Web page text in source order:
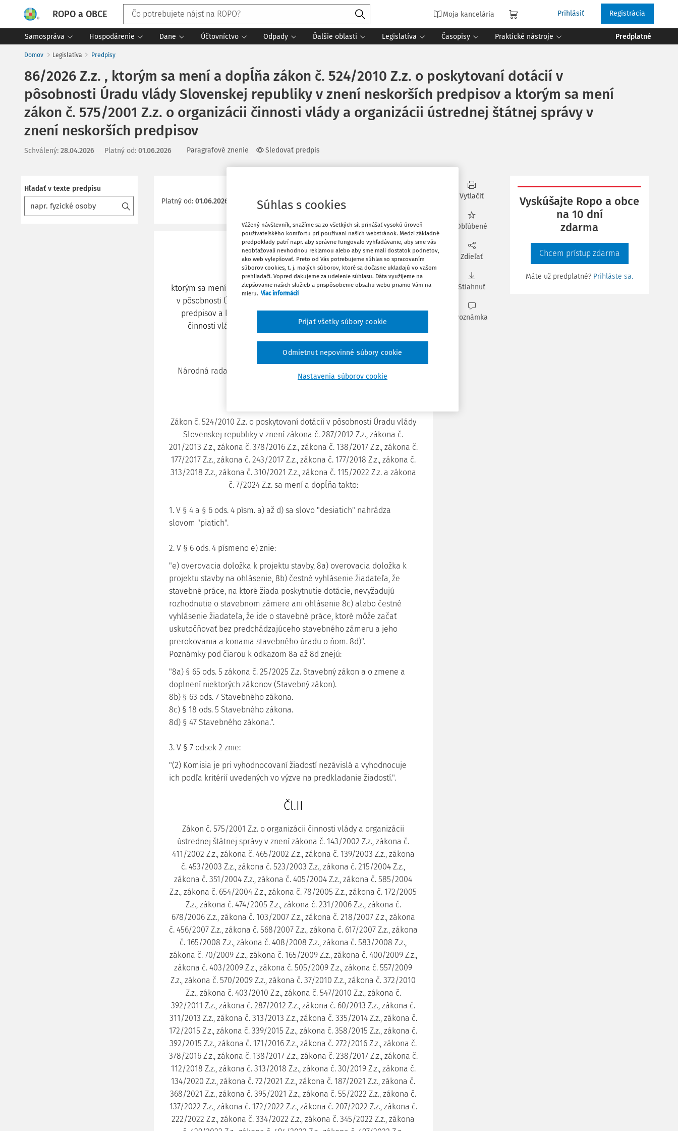
ROPO a OBCE Moja kancelária Prihlásiť Registrácia
Samospráva Hospodárenie Dane Účtovníctvo Odpady Ďalšie oblasti Legislatíva Časopisy Praktické nástroje Predplatné
Domov Legislatíva Predpisy
86/2026 Z.z. , ktorým sa mení a dopĺňa zákon č. 524/2010 Z.z. o poskytovaní dotácií v
pôsobnosti Úradu vlády Slovenskej republiky v znení neskorších predpisov a ktorým sa mení
zákon č. 575/2001 Z.z. o organizácii činnosti vlády a organizácii ústrednej štátnej správy v
znení neskorších predpisov
Schválený: 28.04.2026 Platný od: 01.06.2026 Paragrafové znenie Sledovať predpis
Hľadať v texte predpisu
Platný od: 01.06.2026
86/2026 Z.z.
ZÁKON
z 28. apríla 2026,
ktorým sa mení a dopĺňa zákon č. 524/2010 Z.z. o poskytovaní dotácií
v pôsobnosti Úradu vlády Slovenskej republiky v znení neskorších
predpisov a ktorým sa mení zákon č. 575/2001 Z.z. o organizácii
činnosti vlády a organizácii ústrednej štátnej správy v znení
Zmena: 86/2026 Z.z.
Národná rada Slovenskej republiky sa uzniesla na tomto zákone:
Zákon č. 524/2010 Z.z. o poskytovaní dotácií v pôsobnosti Úradu vlády
Slovenskej republiky v znení zákona č. 287/2012 Z.z., zákona č.
201/2013 Z.z., zákona č. 378/2016 Z.z., zákona č. 138/2017 Z.z., zákona č.
177/2017 Z.z., zákona č. 243/2017 Z.z., zákona č. 177/2018 Z.z., zákona č.
313/2018 Z.z., zákona č. 310/2021 Z.z., zákona č. 115/2022 Z.z. a zákona
č. 7/2024 Z.z. sa mení a dopĺňa takto:
1. V § 4 a § 6 ods. 4 písm. a) až d) sa slovo "desiatich" nahrádza
slovom "piatich".
2. V § 6 ods. 4 písmeno e) znie:
"e) overovacia doložka k projektu stavby, 8a) overovacia doložka k
projektu stavby na ohlásenie, 8b) čestné vyhlásenie žiadateľa, že
stavebné práce, na ktoré žiada poskytnutie dotácie, nevyžadujú
rozhodnutie o stavebnom zámere ani ohlásenie 8c) alebo čestné
vyhlásenie žiadateľa, že ide o stavebné práce, ktoré môže začať
uskutočňovať bez predchádzajúceho stavebného zámeru a jeho
prerokovania a konania stavebného úradu o ňom. 8d)".
Poznámky pod čiarou k odkazom 8a až 8d znejú:
"8a) § 65 ods. 5 zákona č. 25/2025 Z.z. Stavebný zákon a o zmene a
doplnení niektorých zákonov (Stavebný zákon).
8b) § 63 ods. 7 Stavebného zákona.
8c) § 18 ods. 5 Stavebného zákona.
8d) § 47 Stavebného zákona.".
3. V § 7 odsek 2 znie:
"(2) Komisia je pri vyhodnocovaní žiadostí nezávislá a vyhodnocuje
ich podľa kritérií uvedených vo výzve na predkladanie žiadostí.".
Čl.II
Zákon č. 575/2001 Z.z. o organizácii činnosti vlády a organizácii
ústrednej štátnej správy v znení zákona č. 143/2002 Z.z., zákona č.
411/2002 Z.z., zákona č. 465/2002 Z.z., zákona č. 139/2003 Z.z., zákona
č. 453/2003 Z.z., zákona č. 523/2003 Z.z., zákona č. 215/2004 Z.z.,
zákona č. 351/2004 Z.z., zákona č. 405/2004 Z.z., zákona č. 585/2004
Z.z., zákona č. 654/2004 Z.z., zákona č. 78/2005 Z.z., zákona č. 172/2005
Z.z., zákona č. 474/2005 Z.z., zákona č. 231/2006 Z.z., zákona č.
678/2006 Z.z., zákona č. 103/2007 Z.z., zákona č. 218/2007 Z.z., zákona
č. 456/2007 Z.z., zákona č. 568/2007 Z.z., zákona č. 617/2007 Z.z., zákona
č. 165/2008 Z.z., zákona č. 408/2008 Z.z., zákona č. 583/2008 Z.z.,
zákona č. 70/2009 Z.z., zákona č. 165/2009 Z.z., zákona č. 400/2009 Z.z.,
zákona č. 403/2009 Z.z., zákona č. 505/2009 Z.z., zákona č. 557/2009
Z.z., zákona č. 570/2009 Z.z., zákona č. 37/2010 Z.z., zákona č. 372/2010
Z.z., zákona č. 403/2010 Z.z., zákona č. 547/2010 Z.z., zákona č.
392/2011 Z.z., zákona č. 287/2012 Z.z., zákona č. 60/2013 Z.z., zákona č.
311/2013 Z.z., zákona č. 313/2013 Z.z., zákona č. 335/2014 Z.z., zákona č.
172/2015 Z.z., zákona č. 339/2015 Z.z., zákona č. 358/2015 Z.z., zákona č.
392/2015 Z.z., zákona č. 171/2016 Z.z., zákona č. 272/2016 Z.z., zákona č.
378/2016 Z.z., zákona č. 138/2017 Z.z., zákona č. 238/2017 Z.z., zákona č.
112/2018 Z.z., zákona č. 313/2018 Z.z., zákona č. 30/2019 Z.z., zákona č.
134/2020 Z.z., zákona č. 72/2021 Z.z., zákona č. 187/2021 Z.z., zákona č.
368/2021 Z.z., zákona č. 395/2021 Z.z., zákona č. 55/2022 Z.z., zákona č.
137/2022 Z.z., zákona č. 172/2022 Z.z., zákona č. 207/2022 Z.z., zákona č.
222/2022 Z.z., zákona č. 334/2022 Z.z., zákona č. 345/2022 Z.z., zákona
Vytlačiť
Obľúbené
Zdieľať
Stiahnuť
Poznámka
Vyskúšajte Ropo a obce
na 10 dní
zdarma
Chcem prístup zdarma
Máte už predplatné? Prihláste sa.
Súhlas s cookies
Vážený návštevník, snažíme sa zo všetkých síl prinášať vysokú úroveň
používateľského komfortu pri používaní našich webstránok. Medzi základné
predpoklady patrí napr. aby správne fungovalo vyhľadávanie, aby sme vás
neobťažovali nevhodnou reklamou alebo aby sme mali dostatok podnetov,
ako web vylepšovať. Preto od Vás potrebujeme súhlas so spracovaním
súborov cookies, t. j. malých súborov, ktoré sa dočasne ukladajú vo vašom
prehliadači. Vopred ďakujeme za udelenie súhlasu. Dáta využijeme na
zlepšovanie našich služieb a prispôsobenie obsahu webu priamo Vám na
mieru. Viac informácií
Nastavenia súborov cookie
Odmietnut nepovinné súbory cookie
Prijať všetky súbory cookie